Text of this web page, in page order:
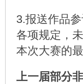
3.报送作品
各项规定，
本次大赛的
上一届部分